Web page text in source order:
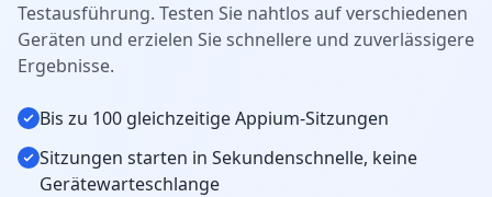
Testausführung. Testen Sie nahtlos auf verschiedenen
Geräten und erzielen Sie schnellere und zuverlässigere
Ergebnisse.
Bis zu 100 gleichzeitige Appium-Sitzungen
Sitzungen starten in Sekundenschnelle, keine
Gerätewarteschlange